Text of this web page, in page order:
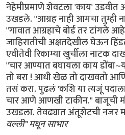
नेहेमीप्रमाणे शेवटला 'काय'
उखडले. "आग्रह नाही आमचा तुम्ही
"गावात आग्रहाचे बोर्ड तर टांगले
जाहिरातीची अक्षतदेखील घेऊन
एवीतेवी रिकाम्या खुर्चीला नाटक
"चार आण्यात बघायला काय
तो बरा ! आधी खेळ तो दाखवतो
तसं करा. पुढलं 'कशि या त्यजूं
चार आणे आणखी टाकीन." बाजूची
उखडला. तेवढ्यात अंतूशेटची नजर
वल्ली" मधून साभार